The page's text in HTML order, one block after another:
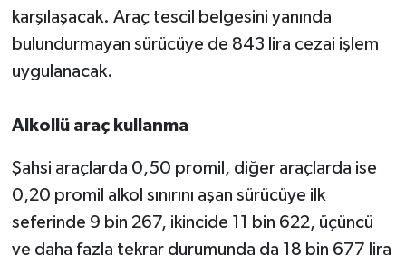
karşılaşacak. Araç tescil belgesini yanında
bulundurmayan sürücüye de 843 lira cezai işlem
uygulanacak.
Alkollü araç kullanma
Şahsi araçlarda 0,50 promil, diğer araçlarda ise
0,20 promil alkol sınırını aşan sürücüye ilk
seferinde 9 bin 267, ikincide 11 bin 622, üçüncü
ve daha fazla tekrar durumunda da 18 bin 677 lira